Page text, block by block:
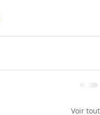
Voir tout